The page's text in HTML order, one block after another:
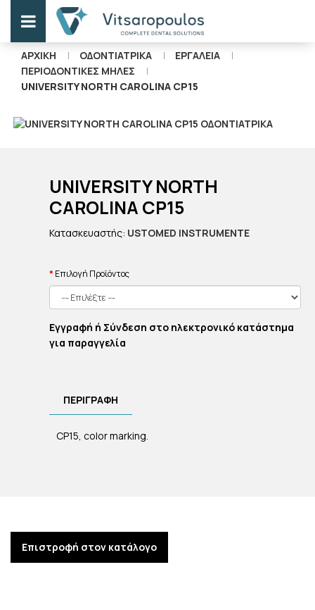
ΑΡΧΙΚΉ ΟΔΟΝΤΙΑΤΡΙΚΑ
ΕΡΓΑΛΕΙΑ
ΠΕΡΙΟΔΟΝΤΙΚΈΣ ΜΉΛΕΣ
UNIVERSITY NORTH CAROLINA CP15
UNIVERSITY NORTH
CAROLINA CP15
Κατασκευαστής: USTOMED INSTRUMENTE
Επιλογή Προϊόντος
Εγγραφή ή Σύνδεση στο ηλεκτρονικό κατάστημα
για παραγγελία
ΠΕΡΙΓΡΑΦΉ
CP15, color marking.
Επιστροφή στον κατάλογο